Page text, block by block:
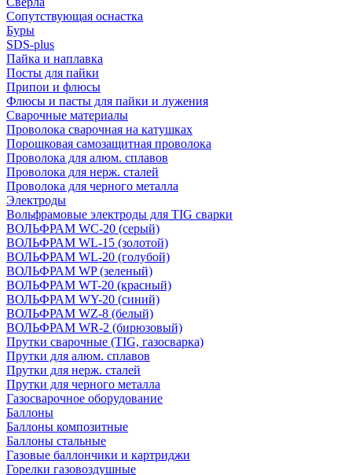
Сопутствующая оснастка
Буры
SDS-plus
Пайка и наплавка
Посты для пайки
Припои и флюсы
Флюсы и пасты для пайки и лужения
Сварочные материалы
Проволока сварочная на катушках
Порошковая самозащитная проволока
Проволока для алюм. сплавов
Проволока для нерж. сталей
Проволока для черного металла
Электроды
Вольфрамовые электроды для TIG сварки
ВОЛЬФРАМ WC-20 (серый)
ВОЛЬФРАМ WL-15 (золотой)
ВОЛЬФРАМ WL-20 (голубой)
ВОЛЬФРАМ WP (зеленый)
ВОЛЬФРАМ WT-20 (красный)
ВОЛЬФРАМ WY-20 (синий)
ВОЛЬФРАМ WZ-8 (белый)
ВОЛЬФРАМ WR-2 (бирюзовый)
Прутки сварочные (TIG, газосварка)
Прутки для алюм. сплавов
Прутки для нерж. сталей
Прутки для черного металла
Газосварочное оборудование
Баллоны
Баллоны композитные
Баллоны стальные
Газовые баллончики и картриджи
Горелки газовоздушные